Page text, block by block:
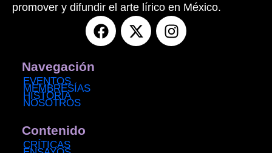
promover y difundir el arte lírico en México.
F
a
X
-
I
n
Navegación
EVENTOS
MEMBRESÍAS
HISTORIA
NOSOTROS
Contenido
CRÍTICAS